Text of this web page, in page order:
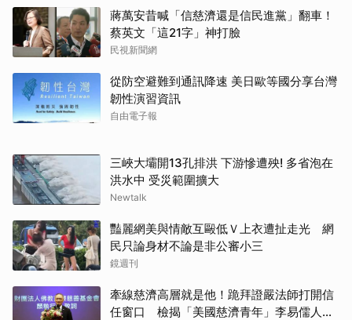
蔣萬安昔喊「信慈濟還是信民進黨」翻車！
蔡英文「這21字」神打臉
民視新聞網
從防空避難到通訊降速 美日歐等國分享台灣
韌性演習資訊
自由電子報
三峽大壩開13孔排洪 下游慘遭殃! 多省泡在
洪水中 受災範圍擴大
Newtalk
豔麗網美與情敵互毆低Ｖ上衣遭扯走光 網
民只論身材不論是非公審小三
鏡週刊
牽線慈濟高層就是他！跪拜證嚴法師打開信
任窗口 檢揭「美國慈濟青年」李易儒人脈